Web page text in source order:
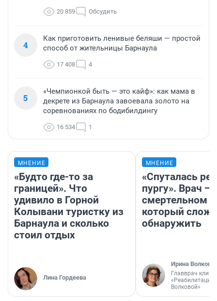
20 859 Обсудить
4
Как приготовить ленивые беляши — простой
способ от жительницы Барнаула
17 408 4
5
«Чемпионкой быть — это кайф»: как мама в
декрете из Барнаула завоевала золото на
соревнованиях по бодибилдингу
16 534 1
МНЕНИЕ
«Будто где-то за
границей». Что
удивило в Горной
Колывани туристку из
Барнаула и сколько
стоил отдых
Лина Гордеева
МНЕНИЕ
«Спуталась
пургу». Врач —
смертельном
который
обнаружить
Ирина Волкова
Главврач
«Реабилитация
Волковой»